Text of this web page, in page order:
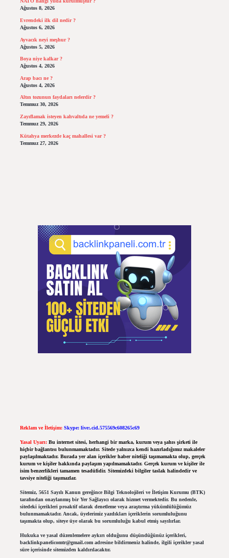
Ağustos 8, 2026
Evrendeki ilk dil nedir ?
Ağustos 6, 2026
Ayvacık neyi meşhur ?
Ağustos 5, 2026
Boya niye kalkar ?
Ağustos 4, 2026
Arap bacı ne ?
Ağustos 4, 2026
Altın tozunun faydaları nelerdir ?
Temmuz 30, 2026
Zayıflamak isteyen kahvaltıda ne yemeli ?
Temmuz 29, 2026
Kütahya merkezde kaç mahallesi var ?
Temmuz 27, 2026
Reklam ve İletişim: Skype: live:.cid.575569c608265c69
Yasal Uyarı: Bu internet sitesi, herhangi bir marka, kurum veya şahıs şirketi ile
hiçbir bağlantısı bulunmamaktadır. Sitede yalnızca kendi hazırladığımız makaleler
paylaşılmaktadır. Burada yer alan içerikler haber niteliği taşımamakta olup, gerçek
kurum ve kişiler hakkında paylaşım yapılmamaktadır. Gerçek kurum ve kişiler ile
isim benzerlikleri tamamen tesadüfidir. Sitemizdeki bilgiler taslak halindedir ve
tavsiye niteliği taşımazlar.
Sitemiz, 5651 Sayılı Kanun gereğince Bilgi Teknolojileri ve İletişim Kurumu (BTK)
tarafından onaylanmış bir Yer Sağlayıcı olarak hizmet vermektedir. Bu nedenle,
sitedeki içerikleri proaktif olarak denetleme veya araştırma yükümlülüğümüz
bulunmamaktadır. Ancak, üyelerimiz yazdıkları içeriklerin sorumluluğunu
taşımakta olup, siteye üye olarak bu sorumluluğu kabul etmiş sayılırlar.
Hukuka ve yasal düzenlemelere aykırı olduğunu düşündüğünüz içerikleri,
backlinkpanelicomtr@gmail.comadresine bildirmeniz halinde, ilgili içerikler yasal
süre içerisinde sitemizden kaldırılacaktır.